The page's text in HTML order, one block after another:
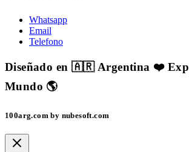
Whatsapp
Email
Telefono
Diseñado en 🇦🇷 Argentina ❤️
Mundo 🌎
100arg.com by nubesoft.com